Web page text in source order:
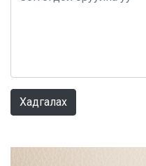
Хадгалах